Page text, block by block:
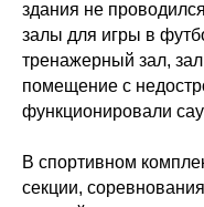
здания не
залы для игры в
тренажерный зал,
помещение с
функционировали
В спортивном
секции,